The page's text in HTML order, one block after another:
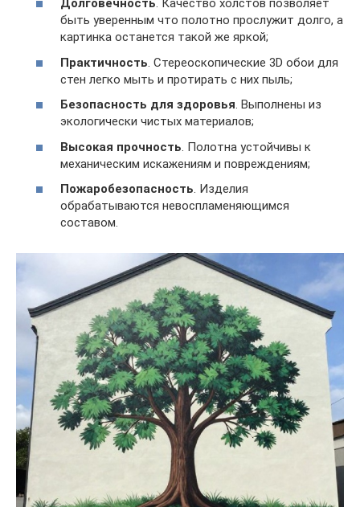
Долговечность. Качество холстов позволяет
быть уверенным что полотно прослужит долго, а
картинка останется такой же яркой;
Практичность. Стереоскопические 3D обои для
стен легко мыть и протирать с них пыль;
Безопасность для здоровья. Выполнены из
экологически чистых материалов;
Высокая прочность. Полотна устойчивы к
механическим искажениям и повреждениям;
Пожаробезопасность. Изделия
обрабатываются невоспламеняющимся
составом.